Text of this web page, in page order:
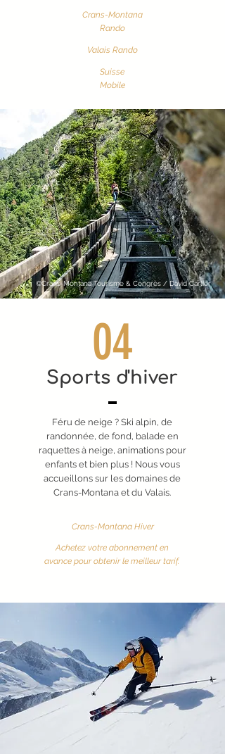
Crans-Montana
Rando
Valais Rando
Suisse
Mobile
©Crans-Montana Tourisme & Congrès / David Carlier
Sports d'hiver
04
Féru de neige ? Ski alpin, de
randonnée, de fond, balade en
raquettes à neige, animations pour
enfants et bien plus ! Nous vous
accueillons sur les domaines de
Crans-Montana et du Valais.
Crans-Montana Hiver
Achetez votre abonnement en
avance pour obtenir le meilleur tarif.